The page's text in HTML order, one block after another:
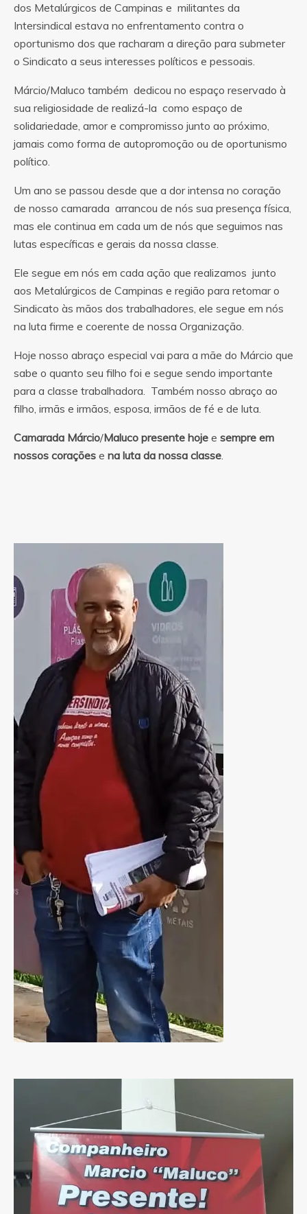
dos Metalúrgicos de Campinas e militantes da
Intersindical estava no enfrentamento contra o
oportunismo dos que racharam a direção para submeter
o Sindicato a seus interesses políticos e pessoais.
Márcio/Maluco também dedicou no espaço reservado à
sua religiosidade de realizá-la como espaço de
solidariedade, amor e compromisso junto ao próximo,
jamais como forma de autopromoção ou de oportunismo
político.
Um ano se passou desde que a dor intensa no coração
de nosso camarada arrancou de nós sua presença física,
mas ele continua em cada um de nós que seguimos nas
lutas específicas e gerais da nossa classe.
Ele segue em nós em cada ação que realizamos junto
aos Metalúrgicos de Campinas e região para retomar o
Sindicato às mãos dos trabalhadores, ele segue em nós
na luta firme e coerente de nossa Organização.
Hoje nosso abraço especial vai para a mãe do Márcio que
sabe o quanto seu filho foi e segue sendo importante
para a classe trabalhadora. Também nosso abraço ao
filho, irmãs e irmãos, esposa, irmãos de fé e de luta.
Camarada Márcio/Maluco presente hoje e sempre em
nossos corações e na luta da nossa classe.